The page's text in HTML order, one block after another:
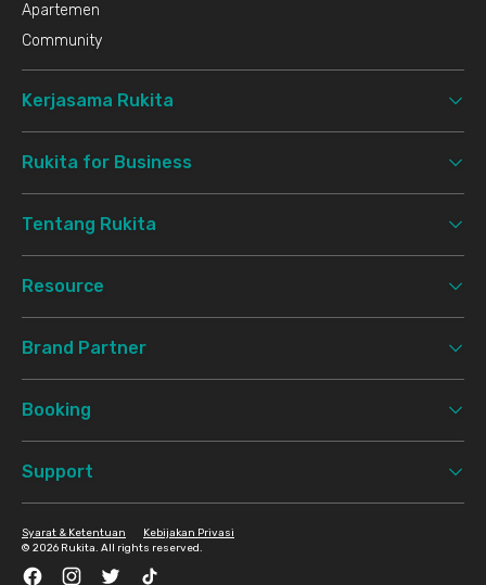
Apartemen
Community
Kerjasama Rukita
Rukita for Business
Tentang Rukita
Resource
Brand Partner
Booking
Support
© 2026 Rukita. All rights reserved.
Syarat & Ketentuan Kebijakan Privasi
FacebookInstagramTwitter TikTok